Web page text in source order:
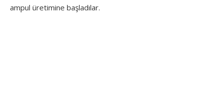
ampul üretimine başladılar.